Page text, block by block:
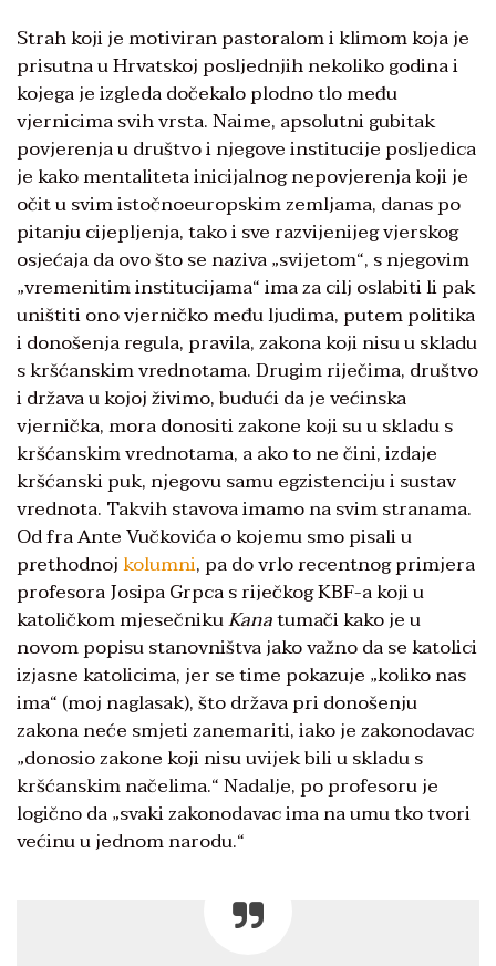
Strah koji je motiviran pastoralom i klimom koja je
prisutna u Hrvatskoj posljednjih nekoliko godina i
kojega je izgleda dočekalo plodno tlo među
vjernicima svih vrsta. Naime, apsolutni gubitak
povjerenja u društvo i njegove institucije posljedica
je kako mentaliteta inicijalnog nepovjerenja koji je
očit u svim istočnoeuropskim zemljama, danas po
pitanju cijepljenja, tako i sve razvijenijeg vjerskog
osjećaja da ovo što se naziva „svijetom“, s njegovim
„vremenitim institucijama“ ima za cilj oslabiti li pak
uništiti ono vjerničko među ljudima, putem politika
i donošenja regula, pravila, zakona koji nisu u skladu
s kršćanskim vrednotama. Drugim riječima, društvo
i država u kojoj živimo, budući da je većinska
vjernička, mora donositi zakone koji su u skladu s
kršćanskim vrednotama, a ako to ne čini, izdaje
kršćanski puk, njegovu samu egzistenciju i sustav
vrednota. Takvih stavova imamo na svim stranama.
Od fra Ante Vučkovića o kojemu smo pisali u
prethodnojkolumni, pa do vrlo recentnog primjera
profesora Josipa Grpca s riječkog KBF-a koji u
katoličkom mjesečnikuKanatumači kako je u
novom popisu stanovništva jako važno da se katolici
izjasne katolicima, jer se time pokazuje „koliko nas
ima“ (moj naglasak), što država pri donošenju
zakona neće smjeti zanemariti, iako je zakonodavac
„donosio zakone koji nisu uvijek bili u skladu s
kršćanskim načelima.“ Nadalje, po profesoru je
logično da „svaki zakonodavac ima na umu tko tvori
većinu u jednom narodu.“